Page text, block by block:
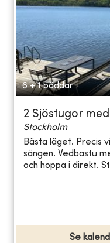
6 + 1 bäddar
2 Sjöstugor
Stockholm
Bästa läget. Precis
sängen. Vedbastu
och hoppa i direkt.
Se